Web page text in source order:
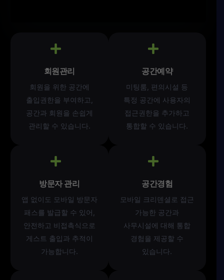
회원관리
회원을 위한 공간에
출입권한을 부여하고,
공간과 회원을 손쉽게
관리할 수 있습니다.
방문자 관리
앱 없이도 모바일 방문자
패스를 발급할 수 있어,
안전하고 비접촉식으로
게스트 출입과 추적이
가능합니다.
공간예약
미팅룸, 편의시설 등
특정 공간에 사용자의
접근권한을 추가하고
통합할 수 있습니다.
공간경험
모바일 크리덴셜로 접근
가능한 공간과
사무시설에 대해 통합
경험을 제공할 수
있습니다.